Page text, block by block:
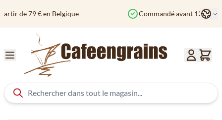
Commandé avant 12h? Expédié aujourd'hui